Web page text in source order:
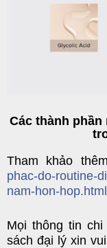
Các thành
Tham khảo
phac-do-routine-
nam-hon-hop.html
Mọi thông tin chi
sách đại lý xin